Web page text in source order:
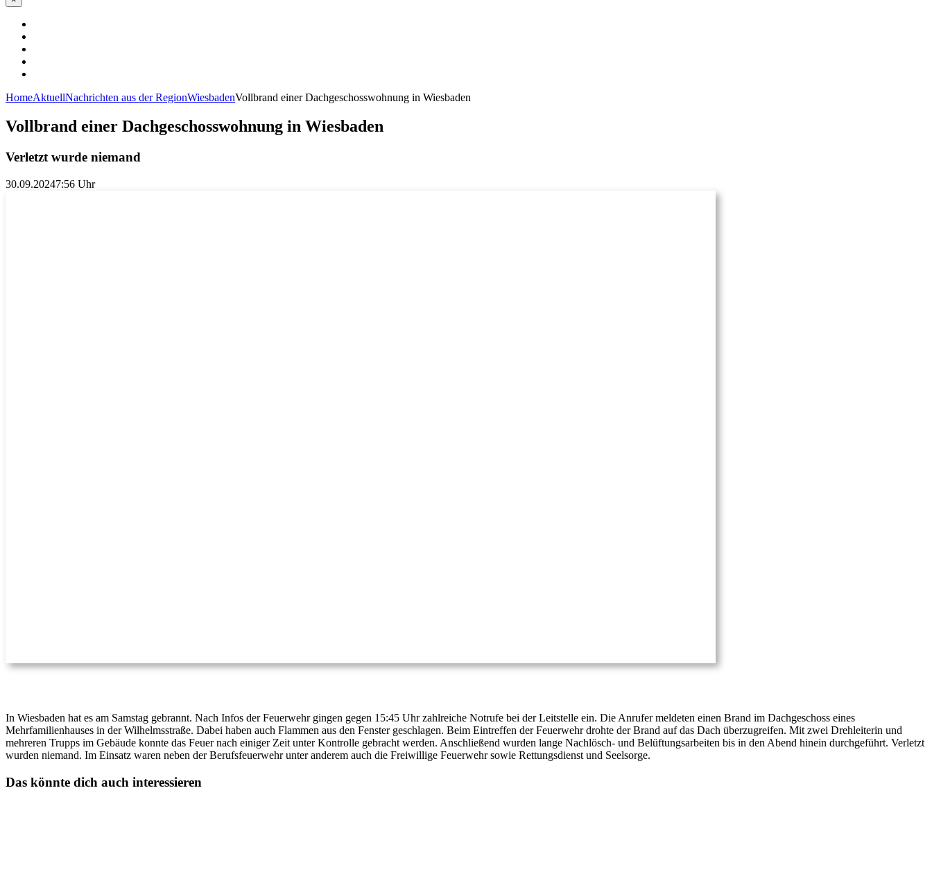
HomeAktuellNachrichten aus der RegionWiesbadenVollbrand einer Dachgeschosswohnung in Wiesbaden
Vollbrand einer Dachgeschosswohnung in Wiesbaden
Verletzt wurde niemand
30.09.20247:56 Uhr
In Wiesbaden hat es am Samstag gebrannt. Nach Infos der Feuerwehr gingen gegen 15:45 Uhr zahlreiche Notrufe bei der Leitstelle ein. Die Anrufer meldeten einen Brand im Dachgeschoss eines
Mehrfamilienhauses in der Wilhelmsstraße. Dabei haben auch Flammen aus den Fenster geschlagen. Beim Eintreffen der Feuerwehr drohte der Brand auf das Dach überzugreifen. Mit zwei Drehleiterin und
mehreren Trupps im Gebäude konnte das Feuer nach einiger Zeit unter Kontrolle gebracht werden. Anschließend wurden lange Nachlösch- und Belüftungsarbeiten bis in den Abend hinein durchgeführt. Verletzt
wurden niemand. Im Einsatz waren neben der Berufsfeuerwehr unter anderem auch die Freiwillige Feuerwehr sowie Rettungsdienst und Seelsorge.
Das könnte dich auch interessieren